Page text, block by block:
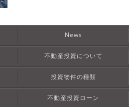
News
不動産投資について
投資物件の種類
不動産投資ローン